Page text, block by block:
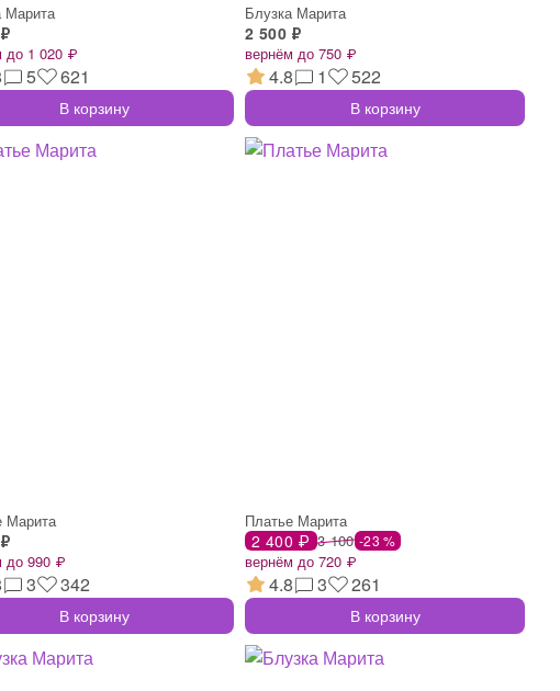
Марита
до 1 020 ₽
5 621
В корзину
Блузка Марита
2 500 ₽
вернём до 750 ₽
4.8 1 522
В корзину
Марита
до 990 ₽
3 342
В корзину
Платье Марита
2 400 ₽ 3 100 -23 %
вернём до 720 ₽
4.8 3 261
В корзину